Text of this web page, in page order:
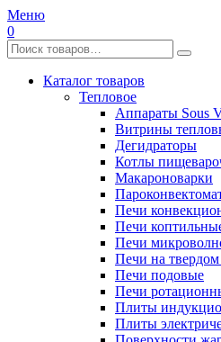
Меню
0
Каталог товаров
Тепловое
Аппараты Sous
Витрины
Дегидраторы
Котлы
Макароноварки
Печи
Печи
Печи
Печи на
Печи подовые
Печи
Плиты
Плиты